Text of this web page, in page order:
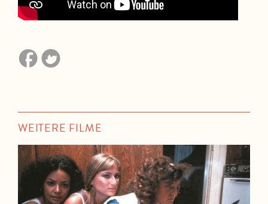
WEITERE FILME